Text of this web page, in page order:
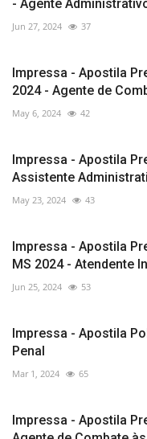
- Agente
Jun 27, 2024 37
Impressa - Apostila
2024 - Agente de
May 6, 2024 42
Impressa - Apostila
Assistente
May 23, 2024 43
Impressa - Apostila
MS 2024 - Atendente
Jun 25, 2024 53
Impressa - Apostila
Penal
Mar 1, 2024 65
Impressa - Apostila